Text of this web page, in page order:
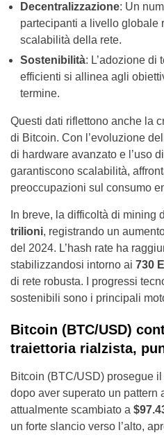
Decentralizzazione: Un
partecipanti a livello globale
scalabilità della rete.
Sostenibilità: L’adozione di
efficienti si allinea agli
termine.
Questi dati riflettono anche la
di Bitcoin. Con l’evoluzione
di hardware avanzato e l’uso
garantiscono scalabilità,
preoccupazioni sul consumo
In breve, la difficoltà di mining
trilioni, registrando un
del 2024. L’hash rate ha
stabilizzandosi intorno ai 730
di rete robusta. I progressi
sostenibili sono i principali
Bitcoin (BTC/USD)
traiettoria rialzista,
Bitcoin (BTC/USD) prosegue
dopo aver superato un pattern
attualmente scambiato a
un forte slancio verso l’alto,